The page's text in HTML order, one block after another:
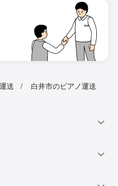
送 白井市のピアノ運送